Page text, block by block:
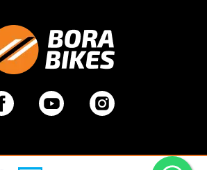
Facebook YouTube Instagram